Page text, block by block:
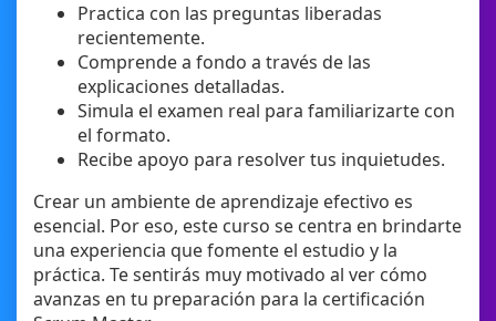
Practica con las preguntas liberadas
recientemente.
Comprende a fondo a través de las
explicaciones detalladas.
Simula el examen real para familiarizarte con
el formato.
Recibe apoyo para resolver tus inquietudes.
Crear un ambiente de aprendizaje efectivo es
esencial. Por eso, este curso se centra en brindarte
una experiencia que fomente el estudio y la
práctica. Te sentirás muy motivado al ver cómo
avanzas en tu preparación para la certificación